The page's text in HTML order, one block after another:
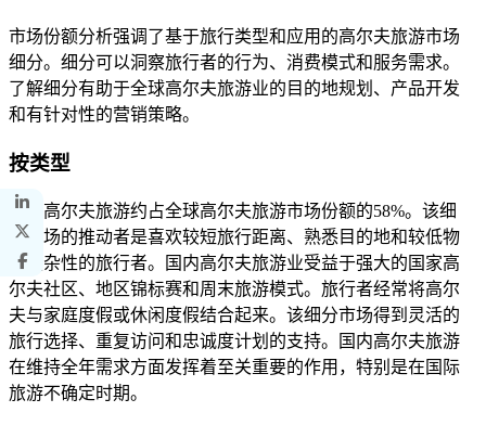
市场份额分析强调了基于旅行类型和应用的高尔夫旅游市场
细分。细分可以洞察旅行者的行为、消费模式和服务需求。
了解细分有助于全球高尔夫旅游业的目的地规划、产品开发
和有针对性的营销策略。
按类型
国内高尔夫旅游约占全球高尔夫旅游市场份额的58%。该细
分市场的推动者是喜欢较短旅行距离、熟悉目的地和较低物
流复杂性的旅行者。国内高尔夫旅游业受益于强大的国家高
尔夫社区、地区锦标赛和周末旅游模式。旅行者经常将高尔
夫与家庭度假或休闲度假结合起来。该细分市场得到灵活的
旅行选择、重复访问和忠诚度计划的支持。国内高尔夫旅游
在维持全年需求方面发挥着至关重要的作用，特别是在国际
旅游不确定时期。